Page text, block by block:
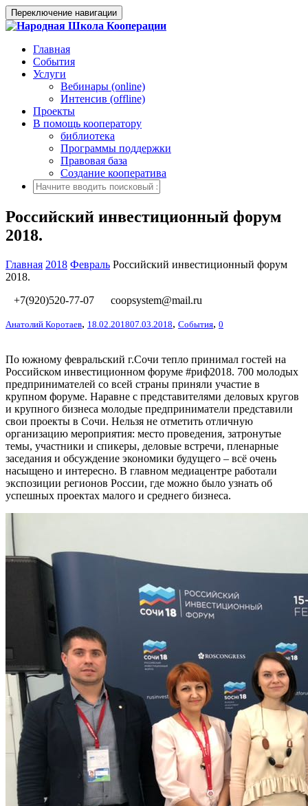
Переключение навигации
Главная
События
Услуги
Вебинары (online)
Интенсив (offline)
Проекты
В помощь кооператору
библиотека
Программы поддержки
Правовая база
Создание кооператива
Российский инвестиционный форум
2018.
Главная 2018 Февраль Российский инвестиционный форум
2018.
+7(920)520-77-07
coopsystem@mail.ru
Анатолий Коротаев, 18.02.201807.03.2018, События, 0
По южному февральский г.Сочи тепло принимал гостей на
Российском инвестиционном форуме #риф2018. 700 молодых
предпринимателей со всей страны приняли участие в
крупном форуме. Наравне с представителями деловых кругов
и крупного бизнеса молодые предприниматели представили
свои проекты в Сочи. Нельзя не отметить отличную
организацию мероприятия: место проведения, затронутые
темы, участники и спикеры, деловые встречи, пленарные
заседания и обсуждение экономики будущего – всё очень
насыщено и интересно. В главном медиацентре работали
экспозиции регионов России, где можно было узнать об
успешных проектах малого и среднего бизнеса.